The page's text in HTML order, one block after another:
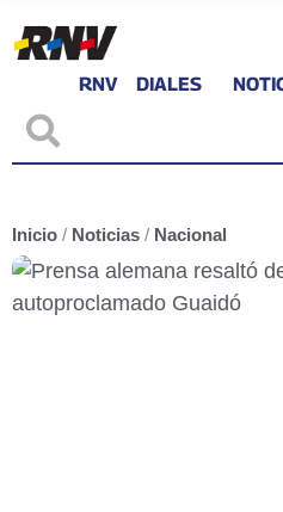
RNV DIALES
Inicio / Noticias / Nacional